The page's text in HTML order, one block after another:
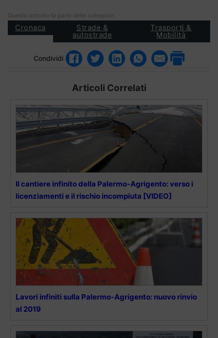
Questo articolo fa parte delle categorie:
Cronaca Strade &
autostrade
Trasporti &
Mobilità
Condividi
Articoli Correlati
Il cantiere infinito della Palermo-Agrigento: verso i
licenziamenti e il rischio incompiuta [VIDEO]
Lavori infiniti sulla Palermo-Agrigento: nuovo rinvio
al 2019